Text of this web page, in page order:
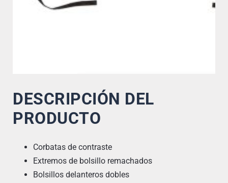
DESCRIPCIÓN DEL
PRODUCTO
Corbatas de contraste
Extremos de bolsillo remachados
Bolsillos delanteros dobles